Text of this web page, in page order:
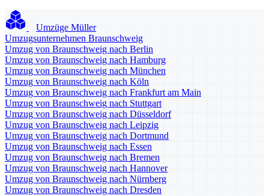
Umzüge Müller
Umzugsunternehmen Braunschweig
Umzug von Braunschweig nach Berlin
Umzug von Braunschweig nach Hamburg
Umzug von Braunschweig nach München
Umzug von Braunschweig nach Köln
Umzug von Braunschweig nach Frankfurt am Main
Umzug von Braunschweig nach Stuttgart
Umzug von Braunschweig nach Düsseldorf
Umzug von Braunschweig nach Leipzig
Umzug von Braunschweig nach Dortmund
Umzug von Braunschweig nach Essen
Umzug von Braunschweig nach Bremen
Umzug von Braunschweig nach Hannover
Umzug von Braunschweig nach Nürnberg
Umzug von Braunschweig nach Dresden